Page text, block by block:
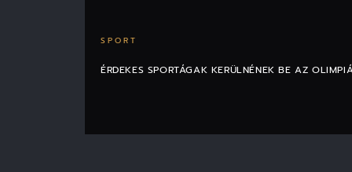
SPORT
ÉRDEKES SPORTÁGAK KERÜLNÉNEK BE AZ